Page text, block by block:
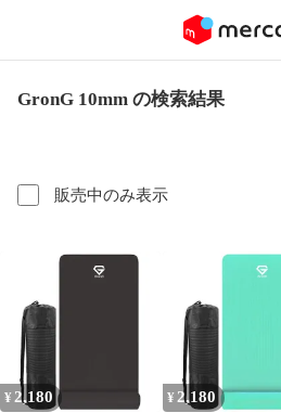
GronG 10mm の検索結果
販売中のみ表示
¥ 2,180 ¥ 2,180